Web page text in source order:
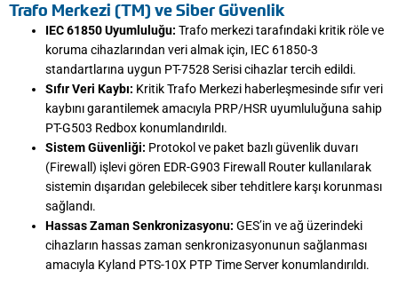
Trafo Merkezi (TM) ve Siber Güvenlik
IEC 61850 Uyumluluğu: Trafo merkezi tarafındaki kritik röle ve
koruma cihazlarından veri almak için, IEC 61850-3
standartlarına uygun PT-7528 Serisi cihazlar tercih edildi.
Sıfır Veri Kaybı: Kritik Trafo Merkezi haberleşmesinde sıfır veri
kaybını garantilemek amacıyla PRP/HSR uyumluluğuna sahip
PT-G503 Redbox konumlandırıldı.
Sistem Güvenliği: Protokol ve paket bazlı güvenlik duvarı
(Firewall) işlevi gören EDR-G903 Firewall Router kullanılarak
sistemin dışarıdan gelebilecek siber tehditlere karşı korunması
sağlandı.
Hassas Zaman Senkronizasyonu: GES’in ve ağ üzerindeki
cihazların hassas zaman senkronizasyonunun sağlanması
amacıyla Kyland PTS-10X PTP Time Server konumlandırıldı.